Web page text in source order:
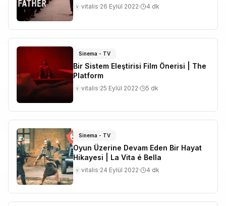
v vitalis·26 Eylül 2022· 4 dk
Sinema - TV
Bir Sistem Eleştirisi Film Önerisi | The
Platform
v vitalis·25 Eylül 2022· 5 dk
Sinema - TV
Oyun Üzerine Devam Eden Bir Hayat
Hikayesi | La Vita é Bella
v vitalis·24 Eylül 2022· 4 dk